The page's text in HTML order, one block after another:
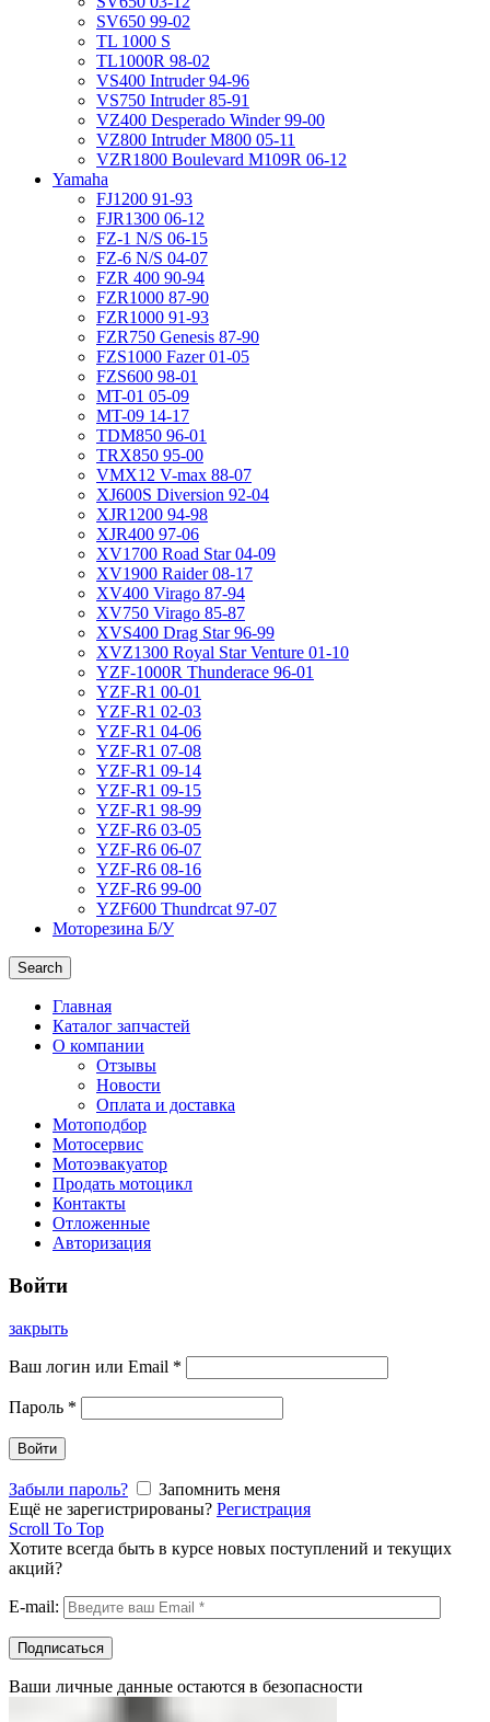
SV650 99-02
TL 1000 S
TL1000R 98-02
VS400 Intruder 94-96
VS750 Intruder 85-91
VZ400 Desperado Winder 99-00
VZ800 Intruder M800 05-11
VZR1800 Boulevard M109R 06-12
Yamaha
FJ1200 91-93
FJR1300 06-12
FZ-1 N/S 06-15
FZ-6 N/S 04-07
FZR 400 90-94
FZR1000 87-90
FZR1000 91-93
FZR750 Genesis 87-90
FZS1000 Fazer 01-05
FZS600 98-01
MT-01 05-09
MT-09 14-17
TDM850 96-01
TRX850 95-00
VMX12 V-max 88-07
XJ600S Diversion 92-04
XJR1200 94-98
XJR400 97-06
XV1700 Road Star 04-09
XV1900 Raider 08-17
XV400 Virago 87-94
XV750 Virago 85-87
XVS400 Drag Star 96-99
XVZ1300 Royal Star Venture 01-10
YZF-1000R Thunderace 96-01
YZF-R1 00-01
YZF-R1 02-03
YZF-R1 04-06
YZF-R1 07-08
YZF-R1 09-14
YZF-R1 09-15
YZF-R1 98-99
YZF-R6 03-05
YZF-R6 06-07
YZF-R6 08-16
YZF-R6 99-00
YZF600 Thundrcat 97-07
Моторезина Б/У
Search
Главная
Каталог запчастей
О компании
Отзывы
Новости
Оплата и доставка
Мотоподбор
Мотосервис
Мотоэвакуатор
Продать мотоцикл
Контакты
Отложенные
Авторизация
Войти
закрыть
Ваш логин или Email *
Пароль *
Войти
Забыли пароль?
Запомнить меня
Ещё не зарегистрированы? Регистрация
Scroll To Top
Хотите всегда быть в курсе новых поступлений и текущих
акций?
E-mail:
Ваши личные данные остаются в безопасности